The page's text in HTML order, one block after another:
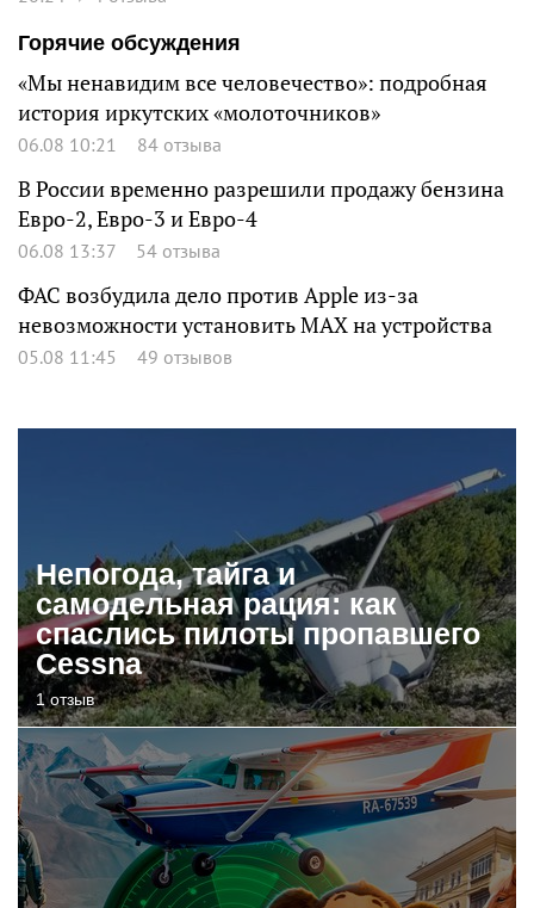
Горячие обсуждения
«Мы ненавидим все человечество»: подробная
история иркутских «молоточников»
06.08 10:21 84 отзыва
В России временно разрешили продажу бензина
Евро-2, Евро-3 и Евро-4
06.08 13:37 54 отзыва
ФАС возбудила дело против Apple из-за
невозможности установить MAX на устройства
05.08 11:45 49 отзывов
Непогода, тайга и
самодельная рация: как
спаслись пилоты пропавшего
Cessna
1 отзыв